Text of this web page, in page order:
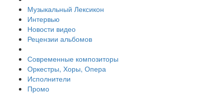
Музыкальный Лексикон
Интервью
Новости видео
Рецензии альбомов
Современные композиторы
Оркестры, Хоры, Опера
Исполнители
Промо